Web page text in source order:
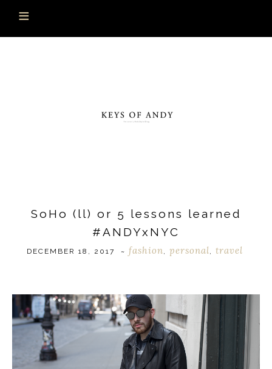
SoHo (ll) or 5 lessons learned
#ANDYxNYC
DECEMBER 18, 2017 ~ fashion personal travel